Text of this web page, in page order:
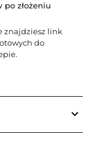
złożeniu
znajdziesz link
do